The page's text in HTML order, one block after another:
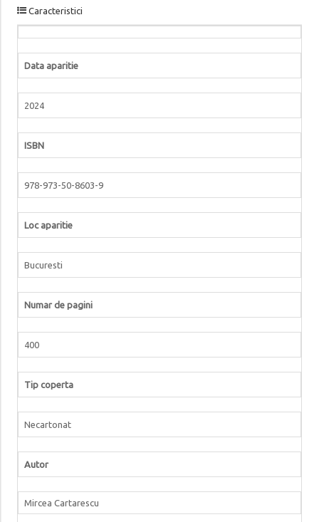
Caracteristici
Data aparitie
2024
ISBN
978-973-50-8603-9
Loc aparitie
Bucuresti
Numar de pagini
400
Tip coperta
Necartonat
Autor
Mircea Cartarescu